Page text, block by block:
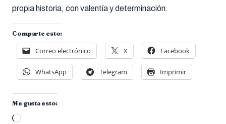
propia historia, con valentía y determinación.
Comparte esto:
Correo electrónico X Facebook
WhatsApp Telegram Imprimir
Me gusta esto:
Cargando...